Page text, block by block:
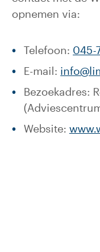
opnemen via:
Telefoon: 045-
E-mail:
Bezoekadres:
Website: